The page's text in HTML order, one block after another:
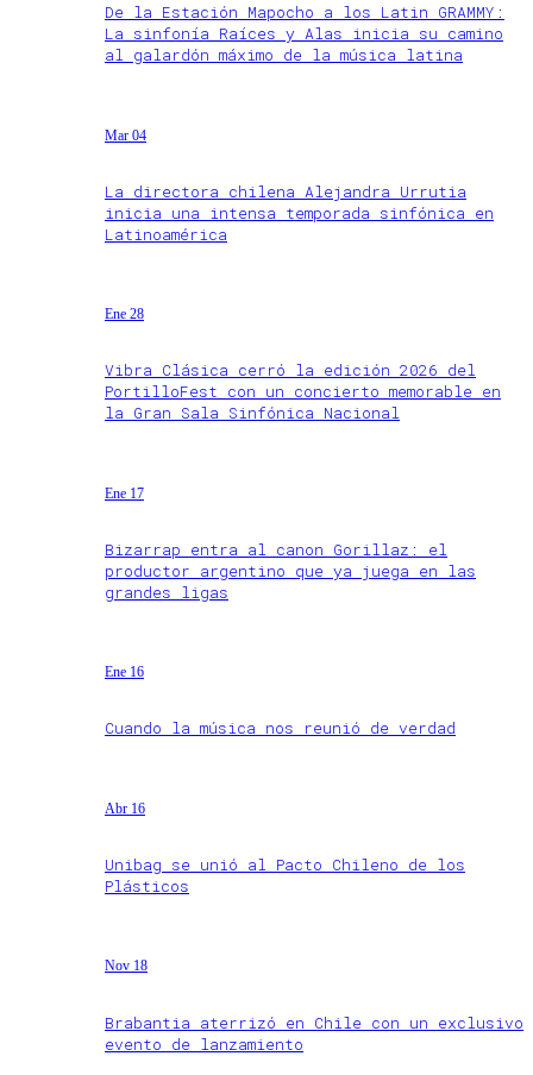
De la Estación Mapocho a los Latin GRAMMY:
La sinfonía Raíces y Alas inicia su camino
al galardón máximo de la música latina
Mar 04
La directora chilena Alejandra Urrutia
inicia una intensa temporada sinfónica en
Latinoamérica
Ene 28
Vibra Clásica cerró la edición 2026 del
PortilloFest con un concierto memorable en
la Gran Sala Sinfónica Nacional
Ene 17
Bizarrap entra al canon Gorillaz: el
productor argentino que ya juega en las
grandes ligas
Ene 16
Cuando la música nos reunió de verdad
Abr 16
Unibag se unió al Pacto Chileno de los
Plásticos
Nov 18
Brabantia aterrizó en Chile con un exclusivo
evento de lanzamiento